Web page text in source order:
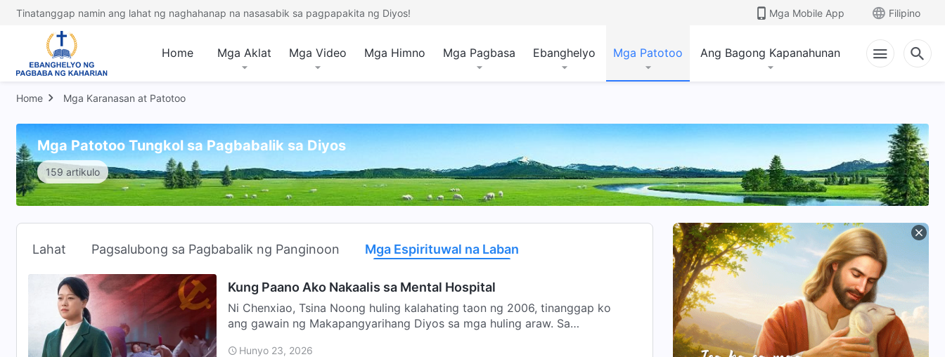
Tinatanggap namin ang lahat ng naghahanap na nasasabik sa pagpapakita ng Diyos! Mga Mobile App Filipino
Home Mga Aklat Mga Video Mga Himno Mga Pagbasa Ebanghelyo Mga Patotoo Ang Bagong Kapanahunan
Home Mga Karanasan at Patotoo
Mga Patotoo Tungkol sa Pagbabalik sa Diyos
159 artikulo
Lahat Pagsalubong sa Pagbabalik ng Panginoon Mga Espirituwal na Laban
Kung Paano Ako Nakaalis sa Mental Hospital
Ni Chenxiao, Tsina Noong huling kalahating taon ng 2006, tinanggap ko
ang gawain ng Makapangyarihang Diyos sa mga huling araw. Sa
Hunyo 23, 2026